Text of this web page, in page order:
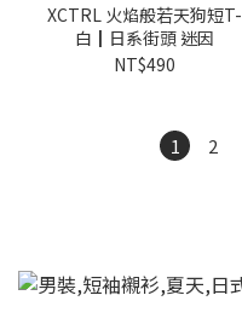
XCTRL 火焰般若天狗短T-
白┃日系街頭 迷因
NT$490
1 2